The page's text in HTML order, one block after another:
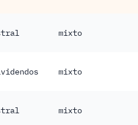
mixto
mixto
mixto